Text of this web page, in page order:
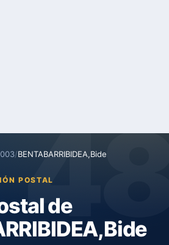
/BENTABARRIBIDEA,Bide
POSTAL
de